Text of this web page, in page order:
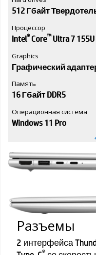
512 Гбайт
Процессор
Intel®Core™Ultra 7 155U
Graphics
Графический
Память
16 Гбайт DDR5
Операционная система
Windows 11 Pro
Разъемы
2 интерфейса
®